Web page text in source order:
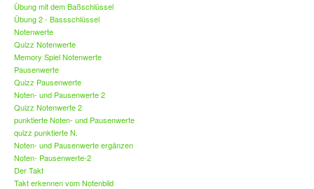
Übung mit dem Baßschlüssel
Übung 2 - Bassschlüssel
Notenwerte
Quizz Notenwerte
Memory Spiel Notenwerte
Pausenwerte
Quizz Pausenwerte
Noten- und Pausenwerte 2
Quizz Notenwerte 2
punktierte Noten- und Pausenwerte
quizz punktierte N.
Noten- und Pausenwerte ergänzen
Noten- Pausenwerte-2
Der Takt
Takt erkennen vom Notenbild